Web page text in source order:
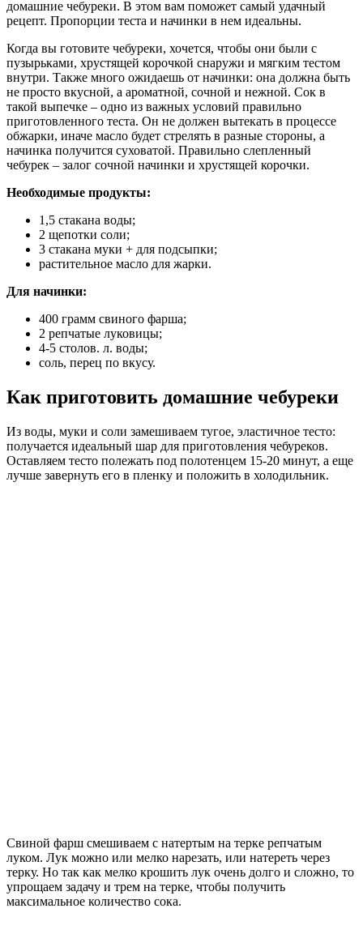
домашние чебуреки. В этом вам поможет самый удачный
рецепт. Пропорции теста и начинки в нем идеальны.
Когда вы готовите чебуреки, хочется, чтобы они были с
пузырьками, хрустящей корочкой снаружи и мягким тестом
внутри. Также много ожидаешь от начинки: она должна быть
не просто вкусной, а ароматной, сочной и нежной. Сок в
такой выпечке – одно из важных условий правильно
приготовленного теста. Он не должен вытекать в процессе
обжарки, иначе масло будет стрелять в разные стороны, а
начинка получится суховатой. Правильно слепленный
чебурек – залог сочной начинки и хрустящей корочки.
Необходимые продукты:
1,5 стакана воды;
2 щепотки соли;
3 стакана муки + для подсыпки;
растительное масло для жарки.
Для начинки:
400 грамм свиного фарша;
2 репчатые луковицы;
4-5 столов. л. воды;
соль, перец по вкусу.
Как приготовить домашние чебуреки
Из воды, муки и соли замешиваем тугое, эластичное тесто:
получается идеальный шар для приготовления чебуреков.
Оставляем тесто полежать под полотенцем 15-20 минут, а еще
лучше завернуть его в пленку и положить в холодильник.
Свиной фарш смешиваем с натертым на терке репчатым
луком. Лук можно или мелко нарезать, или натереть через
терку. Но так как мелко крошить лук очень долго и сложно, то
упрощаем задачу и трем на терке, чтобы получить
максимальное количество сока.